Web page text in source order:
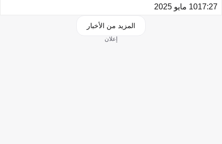
17:2710 مايو 2025
المزيد من الأخبار
إعلان